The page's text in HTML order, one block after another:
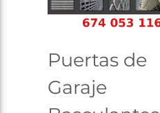
Puertas de
Garaje